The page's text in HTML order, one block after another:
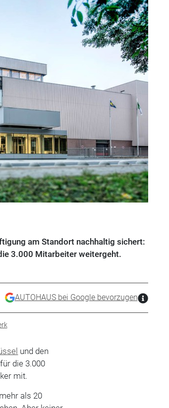
am Standort nachhaltig sichert:
3.000 Mitarbeiter weitergeht.
AUTOHAUS bei Google bevorzugen
und den
die 3.000
mit.
als 20